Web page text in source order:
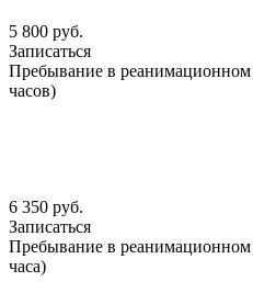
5 800 руб.
Записаться
Пребывание в реанимационном
часов)
6 350 руб.
Записаться
Пребывание в реанимационном
часа)